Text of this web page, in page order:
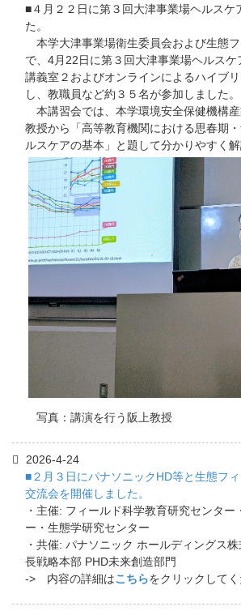
■４月２２日に第３回大津事業場ヘルスケ
た。
本学大津事業場衛生委員会および生態
で、4月22日に第３回大津事業場ヘルス
講義室２およびオンラインによるハイブ
し、教職員など約３５名が参加しました。
本講習会では、本学環境安全保健機構
教授から「高等教育機関における思春期
ルスケアの基本」と題して分かりやすく解
写真：講演を行う阪上教授
2026-4-24
■２月３日にパナソニックHD等と生態フ
交流会を開催しました。
・主催: フィールド科学教育研究センター
ー・生態学研究センター
・共催: パナソニック ホールディングス
長戦略本部 PHD未来創造部門
-> 内容の詳細は こちらをクリックしてく